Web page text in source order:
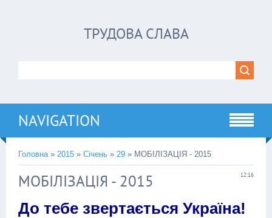
ТРУДОВА СЛАВА
NAVIGATION
Головна» 2015 » Січень » 29 » МОБІЛІЗАЦІЯ - 2015
12:16
МОБІЛІЗАЦІЯ - 2015
До тебе звертається Україна!